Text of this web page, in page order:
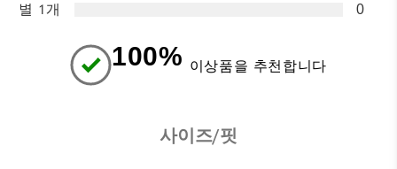
별 1개 0
100% 이상품을 추천합니다
사이즈/핏